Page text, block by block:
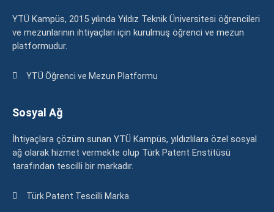
YTÜ Kampüs, 2015 yılında Yıldız Teknik Üniversitesi öğrencileri
ve mezunlarının ihtiyaçları için kurulmuş öğrenci ve mezun
platformudur.
YTÜ Öğrenci ve Mezun Platformu
Sosyal Ağ
İhtiyaçlara çözüm sunan YTÜ Kampüs, yıldızlılara özel sosyal
ağ olarak hizmet vermekte olup Türk Patent Enstitüsü
tarafından tescilli bir markadır.
Türk Patent Tescilli Marka